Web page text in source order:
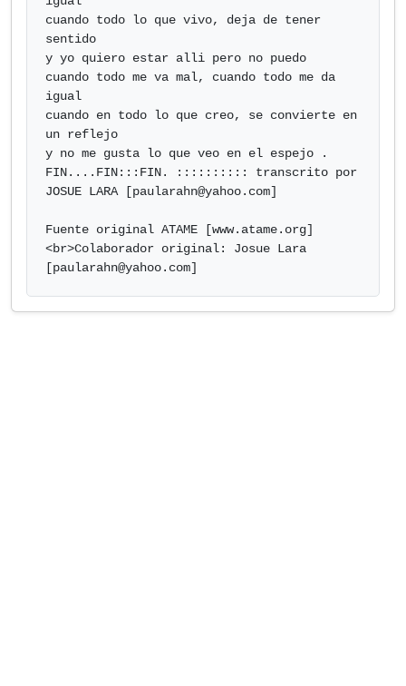
cuando todo lo que vivo, deja de tener
sentido
y yo quiero estar alli pero no puedo
cuando todo me va mal, cuando todo me da
igual
cuando en todo lo que creo, se convierte en
un reflejo
y no me gusta lo que veo en el espejo .
FIN....FIN:::FIN. :::::::::: transcrito por
JOSUE LARA [paularahn@yahoo.com]
Fuente original ATAME [www.atame.org]
<br>Colaborador original: Josue Lara
[paularahn@yahoo.com]